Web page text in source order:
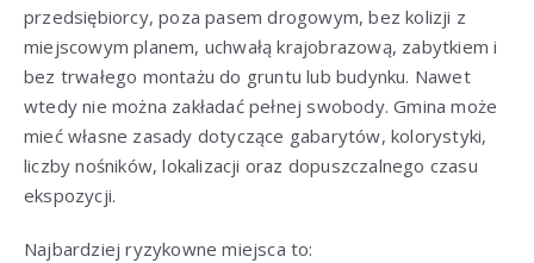
przedsiębiorcy, poza pasem drogowym, bez kolizji z
miejscowym planem, uchwałą krajobrazową, zabytkiem i
bez trwałego montażu do gruntu lub budynku. Nawet
wtedy nie można zakładać pełnej swobody. Gmina może
mieć własne zasady dotyczące gabarytów, kolorystyki,
liczby nośników, lokalizacji oraz dopuszczalnego czasu
ekspozycji.
Najbardziej ryzykowne miejsca to: